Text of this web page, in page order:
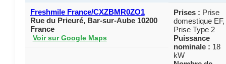
Freshmile France/CXZBMR0ZO1
Rue du Prieuré, Bar-sur-Aube 10200
France
Voir sur Google Maps
Prises : Prise
domestique EF,
Prise Type 2
Puissance
nominale : 18
kW